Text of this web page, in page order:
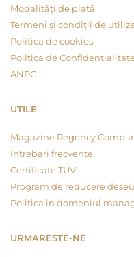
Modalități de plată
Termeni și condiții de
Politica de cookies
Politica de
ANPC
UTILE
Magazine Regency
Intrebari frecvente
Certificate TUV
Program de reducere
Politica in domeniul
URMARESTE-NE